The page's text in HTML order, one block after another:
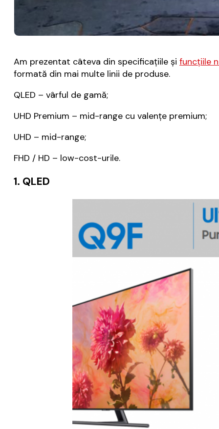
Am prezentat câteva din specificațiile și funcțiile
formată din mai multe linii de produse.
QLED – vârful de gamă;
UHD Premium – mid-range cu valențe premium;
UHD – mid-range;
FHD / HD – low-cost-urile.
1. QLED